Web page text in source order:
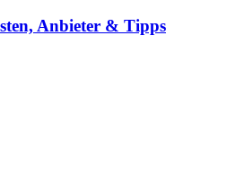
Anbieter & Tipps